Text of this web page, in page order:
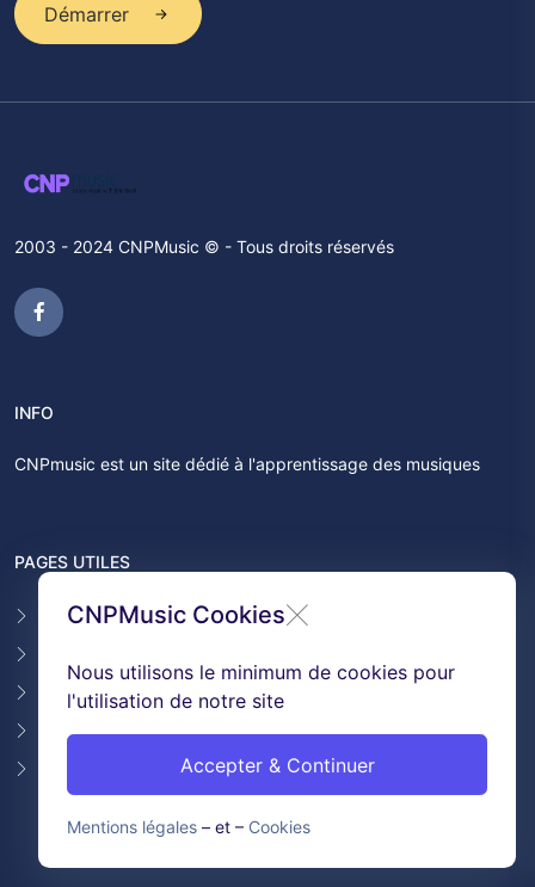
CNPMusic Cookies
Nous utilisons le minimum de cookies pour
l'utilisation de notre site
Accepter & Continuer
Mentions légales – et – Cookies
Démarrer
2003 - 2024 CNPMusic © - Tous droits réservés
INFO
CNPmusic est un site dédié à l'apprentissage des musiques
PAGES UTILES
Contact
Témoignages
Conditions générales de ventes
GDPR & Cookies